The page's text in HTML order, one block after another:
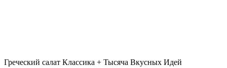
Греческий салат Классика + Тысяча Вкусных Идей